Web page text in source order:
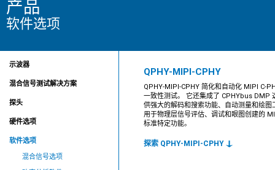
产品
软件选项
QPHY-MIPI-CPHY
QPHY-MIPI-CPHY 简化和自动化 MIPI C-
一致性测试。 它还集成了 CPHYbus DMP
供强大的解码和搜索功能、自动测量和绘图
用于物理层信号评估、调试和眼图创建的
标准特定功能。
探索 QPHY-MIPI-CPHY
示波器
混合信号测试解决方案
探头
硬件选项
软件选项
混合信号选项